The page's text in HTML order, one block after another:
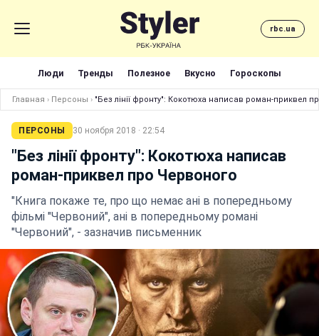
rbc.ua
Люди Тренды Полезное Вкусно Гороскопы
Главная › Персоны › "Без лінії фронту": Кокотюха написав роман-приквел
ПЕРСОНЫ 30 ноября 2018 · 22:54
"Без лінії фронту": Кокотюха написав
роман-приквел про Червоного
"Книга покаже те, про що немає ані в попередньому
фільмі "Червоний", ані в попередньому романі
"Червоний", - зазначив письменник